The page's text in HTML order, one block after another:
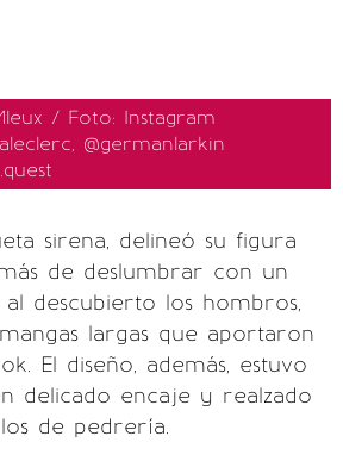
/ Foto: Instagram
@germanlarkin
sirena, delineó su figura
de deslumbrar con un
descubierto los hombros,
largas que aportaron
El diseño, además, estuvo
delicado encaje y realzado
de pedrería.